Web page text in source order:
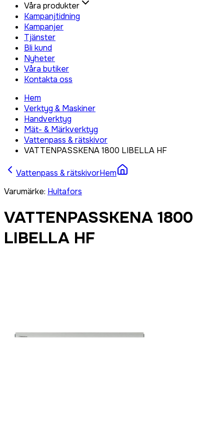
Våra produkter
Kampanjtidning
Kampanjer
Tjänster
Bli kund
Nyheter
Våra butiker
Kontakta oss
Hem
Verktyg & Maskiner
Handverktyg
Mät- & Märkverktyg
Vattenpass & rätskivor
VATTENPASSKENA 1800 LIBELLA HF
Vattenpass & rätskivorHem
Varumärke: Hultafors
VATTENPASSKENA 1800
LIBELLA HF